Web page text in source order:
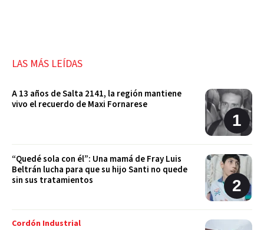
LAS MÁS LEÍDAS
A 13 años de Salta 2141, la región mantiene
vivo el recuerdo de Maxi Fornarese
“Quedé sola con él”: Una mamá de Fray Luis
Beltrán lucha para que su hijo Santi no quede
sin sus tratamientos
Cordón Industrial